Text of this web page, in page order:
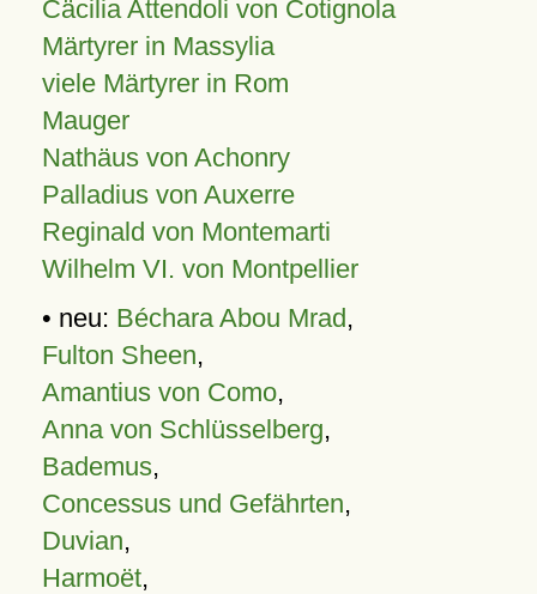
Cäcilia Attendoli von Cotignola
Märtyrer in Massylia
viele Märtyrer in Rom
Mauger
Nathäus von Achonry
Palladius von Auxerre
Reginald von Montemarti
Wilhelm VI. von Montpellier
• neu: Béchara Abou Mrad,
Fulton Sheen,
Amantius von Como,
Anna von Schlüsselberg,
Bademus,
Concessus und Gefährten,
Duvian,
Harmoët,